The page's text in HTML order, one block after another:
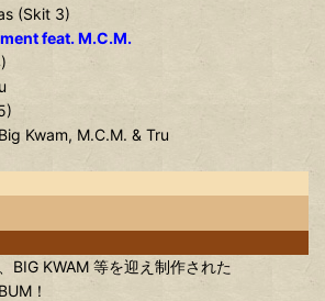
(Skit 3)
feat. M.C.M.
Kwam, M.C.M. & Tru
BIG KWAM 等を迎え制作された
！